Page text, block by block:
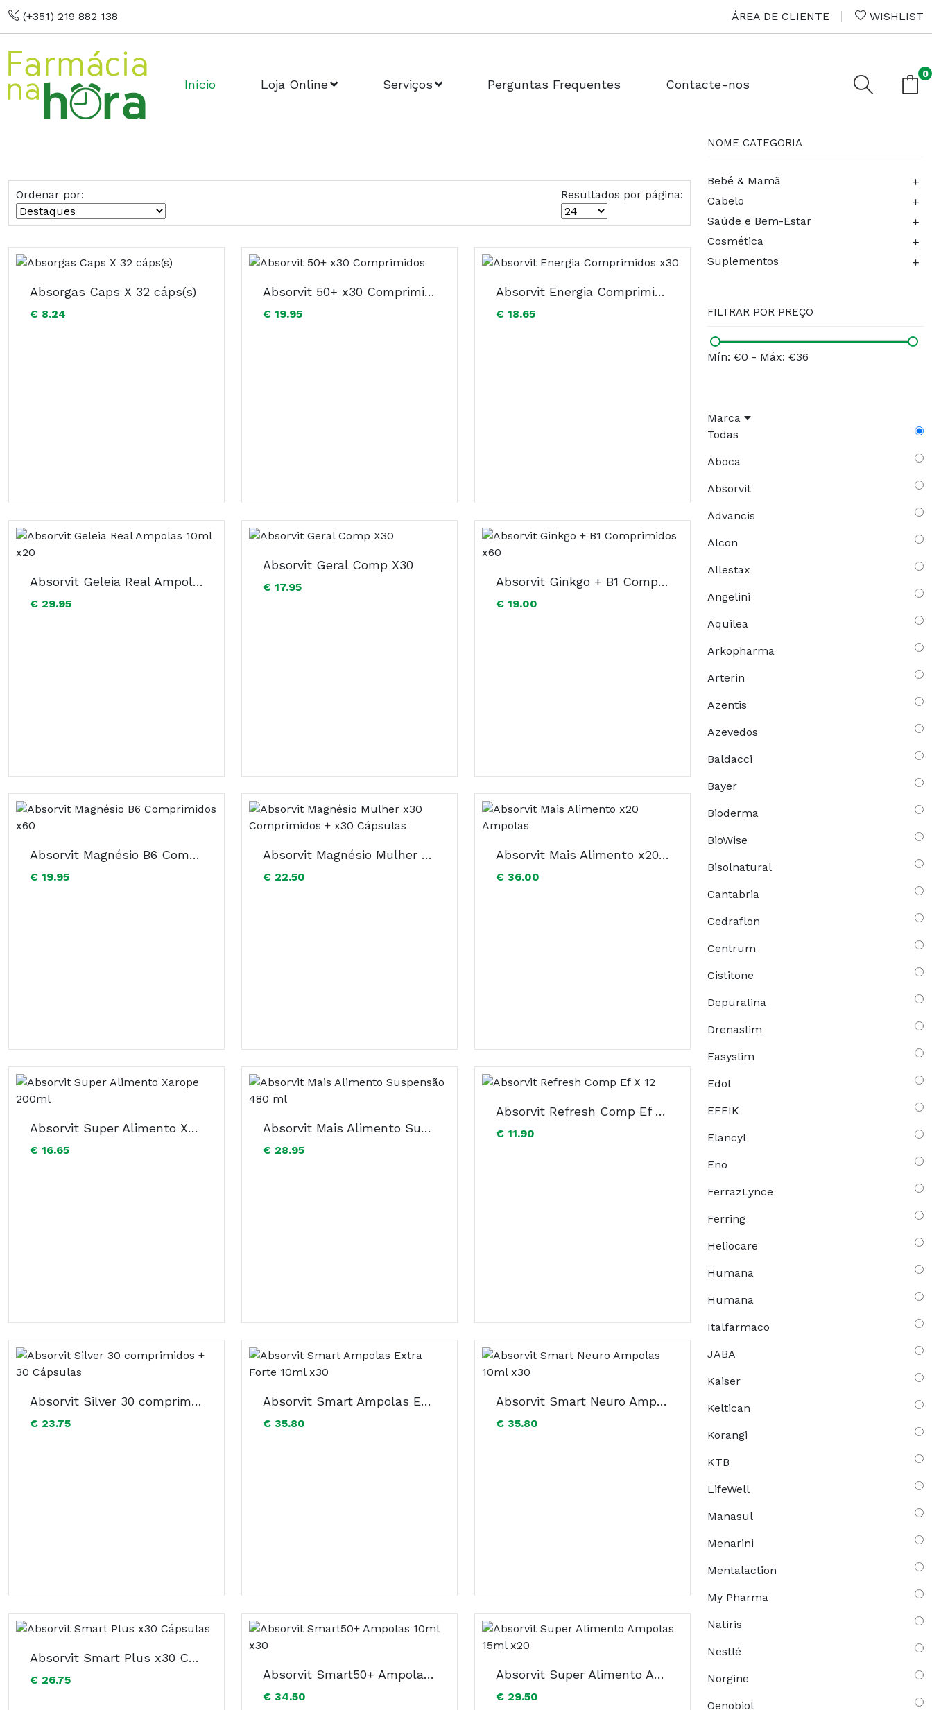
(+351) 219 882 138 ÁREA DE CLIENTE WISHLIST
Início Loja Online Serviços Perguntas Frequentes Contacte-nos
0
Ordenar por: Resultados por página:
Absorgas Caps X 32 cáps(s)
€ 8.24
Absorvit 50+ x30 Comprimidos
€ 19.95
Absorvit Energia Comprimidos x30
€ 18.65
Absorvit Geleia Real Ampolas 10ml x20
€ 29.95
Absorvit Geral Comp X30
€ 17.95 Absorvit Ginkgo + B1 Comprimidos x60
€ 19.00
Absorvit Magnésio B6 Comprimidos x60
€ 19.95
Absorvit Magnésio Mulher x30 Comprimidos + x30 Cápsulas
€ 22.50
Absorvit Mais Alimento x20 Ampolas
€ 36.00
Absorvit Super Alimento Xarope 200ml
€ 16.65
Absorvit Mais Alimento Suspensão 480 ml
€ 28.95
Absorvit Refresh Comp Ef X 12
€ 11.90
Absorvit Silver 30 comprimidos + 30 Cápsulas
€ 23.75
Absorvit Smart Ampolas Extra Forte 10ml x30
€ 35.80
Absorvit Smart Neuro Ampolas 10ml x30
€ 35.80
Absorvit Smart Plus x30 Cápsulas
€ 26.75 Absorvit Smart50+ Ampolas 10ml x30
€ 34.50
Absorvit Super Alimento Ampolas 15ml x20
€ 29.50
NOME CATEGORIA
Bebé & Mamã +
Cabelo +
Saúde e Bem-Estar +
Cosmética +
Suplementos +
FILTRAR POR PREÇO
Mín: €0 - Máx: €36
Marca
Todas
Aboca
Absorvit
Advancis
Alcon
Allestax
Angelini
Aquilea
Arkopharma
Arterin
Azentis
Azevedos
Baldacci
Bayer
Bioderma
BioWise
Bisolnatural
Cantabria
Cedraflon
Centrum
Cistitone
Depuralina
Drenaslim
Easyslim
Edol
EFFIK
Elancyl
Eno
FerrazLynce
Ferring
Heliocare
Humana
Humana
Italfarmaco
JABA
Kaiser
Keltican
Korangi
KTB
LifeWell
Manasul
Menarini
Mentalaction
My Pharma
Natiris
Nestlé
Norgine
Oenobiol